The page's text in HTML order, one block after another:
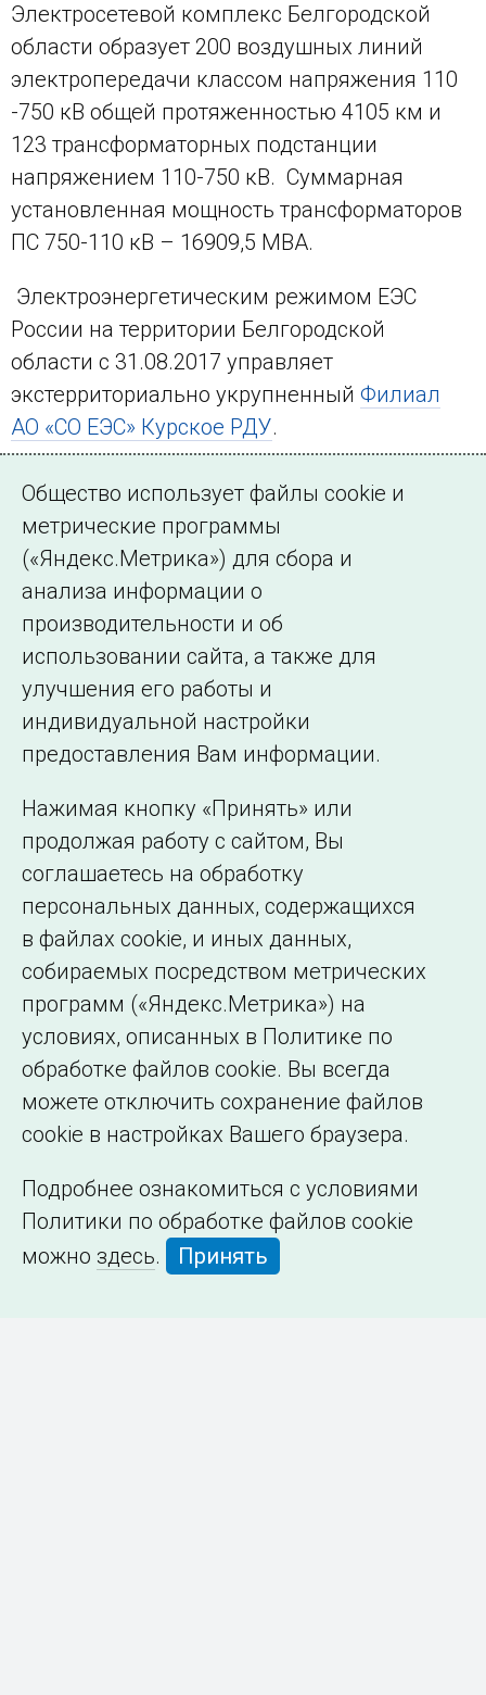
Электросетевой комплекс Белгородской
области образует 200 воздушных линий
электропередачи классом напряжения 110
-750 кВ общей протяженностью 4105 км и
123 трансформаторных подстанции
напряжением 110-750 кВ. Суммарная
установленная мощность трансформаторов
ПС 750-110 кВ – 16909,5 МВА.
Электроэнергетическим режимом ЕЭС
России на территории Белгородской
области с 31.08.2017 управляет
экстерриториально укрупненный Филиал
АО «СО ЕЭС» Курское РДУ.
©2005–2026 АО «СО ЕЭС»
Филиалы и
представительства
образовательной
организации
Общество использует файлы cookie и
метрические программы
(«Яндекс.Метрика») для сбора и
анализа информации о
производительности и об
использовании сайта, а также для
улучшения его работы и
индивидуальной настройки
предоставления Вам информации.
Нажимая кнопку «Принять» или
продолжая работу с сайтом, Вы
соглашаетесь на обработку
персональных данных, содержащихся
в файлах cookie, и иных данных,
собираемых посредством метрических
программ («Яндекс.Метрика») на
условиях, описанных в Политике по
обработке файлов cookie. Вы всегда
можете отключить сохранение файлов
cookie в настройках Вашего браузера.
Подробнее ознакомиться с условиями
Политики по обработке файлов cookie
можно здесь. Принять